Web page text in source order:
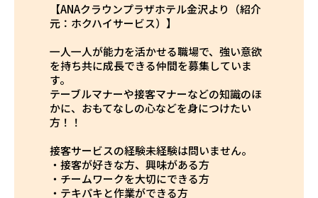
【ANAクラウンプラザホテル金沢より（紹介
元：ホクハイサービス）】
一人一人が能力を活かせる職場で、強い意欲
を持ち共に成長できる仲間を募集していま
す。
テーブルマナーや接客マナーなどの知識のほ
かに、おもてなしの心などを身につけたい
方！！
接客サービスの経験未経験は問いません。
・接客が好きな方、興味がある方
・チームワークを大切にできる方
・テキパキと作業ができる方